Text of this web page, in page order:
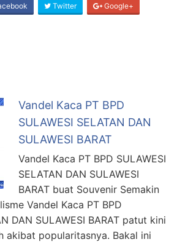
Twitter Google+
Vandel Kaca PT BPD
SULAWESI SELATAN DAN
SULAWESI BARAT
Vandel Kaca PT BPD SULAWESI
SELATAN DAN SULAWESI
BARAT buat Souvenir Semakin
Vandel Kaca PT BPD
DAN SULAWESI BARAT patut kini
akibat popularitasnya. Bakal ini